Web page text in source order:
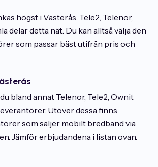
högst i Västerås. Tele2, Telenor,
delar detta nät. Du kan alltså välja den
som passar bäst utifrån pris och
bland annat Telenor, Tele2, Ownit
Utöver dessa finns
som säljer mobilt bredband via
Jämför erbjudandena i listan ovan.